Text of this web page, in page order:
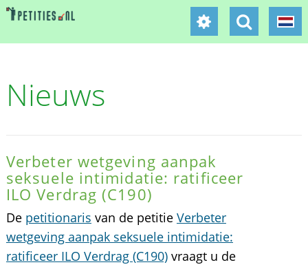
Nieuws
Verbeter wetgeving aanpak
seksuele intimidatie: ratificeer
ILO Verdrag (C190)
De petitionaris van de petitie Verbeter
wetgeving aanpak seksuele intimidatie:
ratificeer ILO Verdrag (C190)vraagt u de